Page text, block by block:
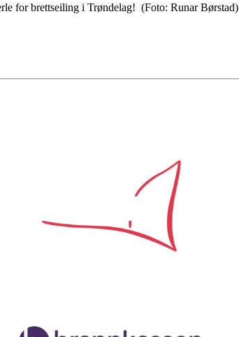
for brettseiling i Trøndelag! (Foto: Runar Børstad)